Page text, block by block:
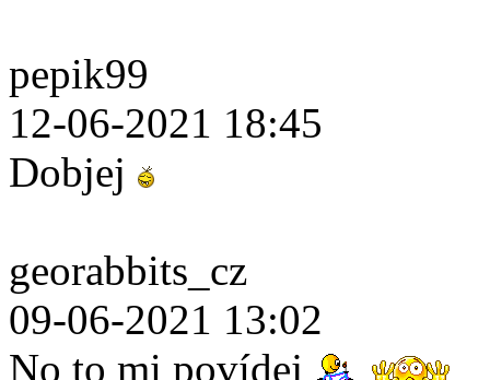
pepik99
12-06-2021 18:45
Dobjej
georabbits_cz
09-06-2021 13:02
No to mi povídej